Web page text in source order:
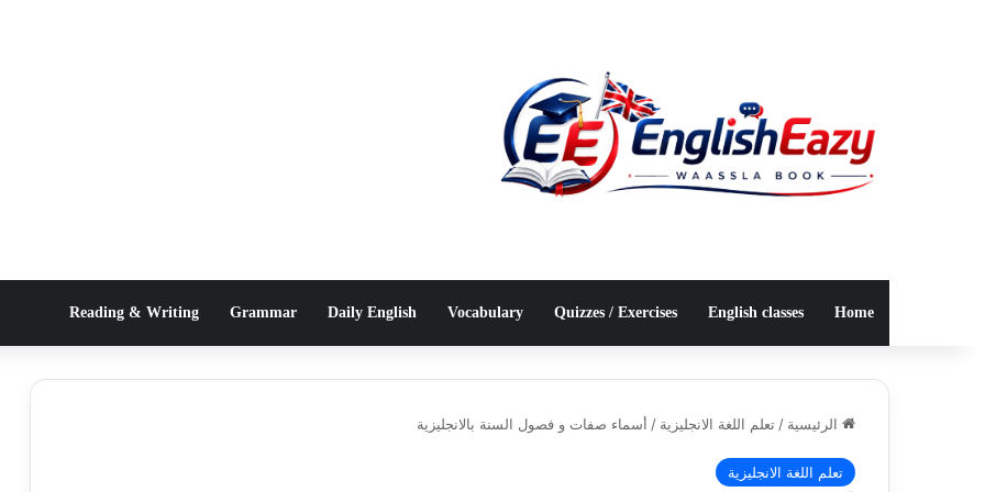
Home
English classes
Quizzes / Exercises
Vocabulary
Daily English
Grammar
Reading & Writing
الرئيسية / تعلم اللغة الانجليزية / أسماء صفات و فصول السنة بالانجليزية
تعلم اللغة الانجليزية